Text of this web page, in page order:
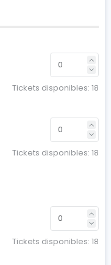
Tickets disponibles: 18
Tickets disponibles: 18
Tickets disponibles: 18